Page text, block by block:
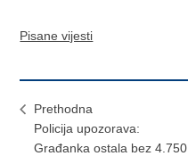
Pisane vijesti
Prethodna
Policija upozorava:
Građanka ostala bez 4.750